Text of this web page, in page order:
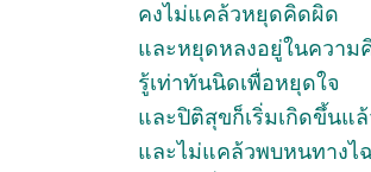
คงไม่แคล้วหยุดคิดผิด
และหยุดหลงอยู่ในความ
รู้เท่าทันนิดเพื่อหยุดใจ
และปิติสุขก็เริ่มเกิดขึ้นแล้
และไม่แคล้วพบหนทางไ